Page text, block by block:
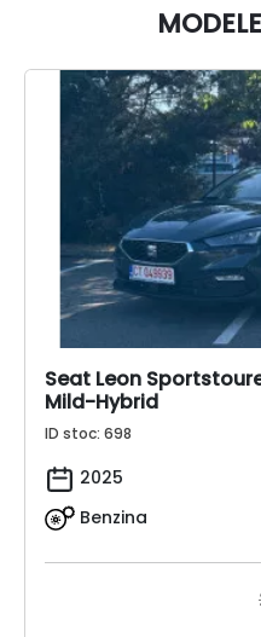
Seat Leon
Mild-Hybrid
ID stoc: 698
2025
Benzina